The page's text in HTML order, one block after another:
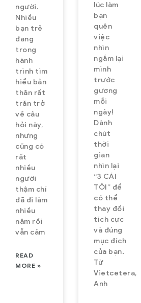
người.
Nhiều
bạn trẻ
đang
trong
hành
trình tìm
hiểu bản
thân rất
trăn trở
về câu
hỏi này,
nhưng
cũng có
rất
nhiều
người
thậm chí
đã đi làm
nhiều
năm rồi
vẫn cảm
READ
MORE »
lúc làm
bạn
quên
việc
nhìn
ngắm lại
mình
trước
gương
mỗi
ngày!
Dành
chút
thời
gian
nhìn lại
“3 CÁI
TÔI” để
có thể
thay đổi
tích cực
và đúng
mục đích
của bạn.
Từ
Vietcetera,
Anh